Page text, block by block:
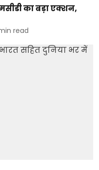
का बड़ा एक्शन,
read